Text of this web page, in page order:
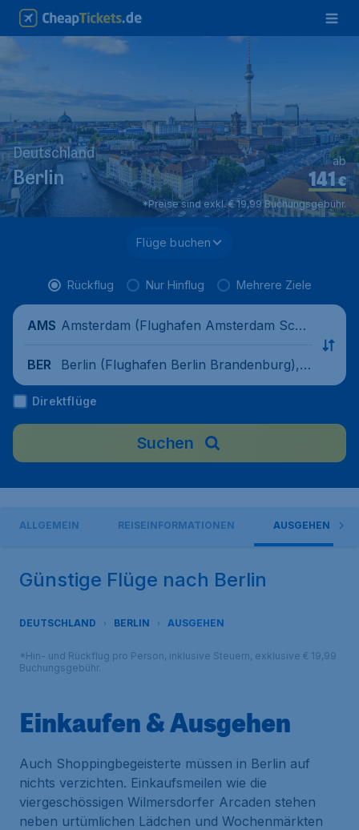
Deutschland
Berlin €
141
ab
*Preise sind exkl. € 19,99 Buchungsgebühr.
Flüge buchen
Rückflug Nur Hinflug Mehrere Ziele
AMS Amsterdam (Flughafen Amsterdam Schi
BER
Berlin (Flughafen Berlin Brandenburg),
Deutschland
Direktflüge
Suchen
ALLGEMEIN REISEINFORMATIONEN AUSGEHEN
Günstige Flüge nach Berlin
DEUTSCHLAND BERLIN AUSGEHEN
*Hin- und Rückflug pro Person, inklusive Steuern, exklusive € 19,99
Buchungsgebühr.
Einkaufen & Ausgehen
Auch Shoppingbegeisterte müssen in Berlin auf
nichts verzichten. Einkaufsmeilen wie die
viergeschössigen Wilmersdorfer Arcaden stehen
neben urtümlichen Lädchen und Wochenmärkten